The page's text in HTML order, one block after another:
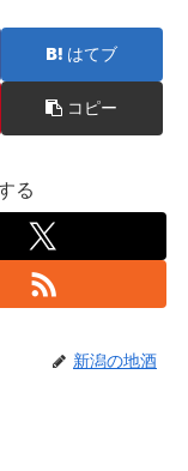
はてブ
コピー
る
新潟の地酒